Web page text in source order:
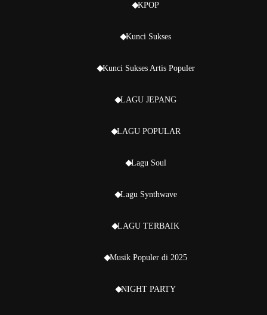
KPOP
Kunci Sukses
Kunci Sukses Artis Populer
LAGU JEPANG
LAGU POPULAR
Lagu Soul
Lagu Synthwave
LAGU TERBAIK
Musik Populer di 2025
NIGHT PARTY